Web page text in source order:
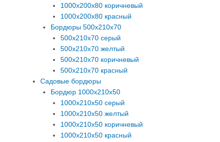
1000х200х80 коричневый
1000х200х80 красный
Бордюры 500х210х70
500х210х70 серый
500х210х70 желтый
500х210х70 коричневый
500х210х70 красный
Садовые бордюры
Бордюр 1000х210х50
1000х210х50 серый
1000х210х50 желтый
1000х210х50 коричневый
1000х210х50 красный